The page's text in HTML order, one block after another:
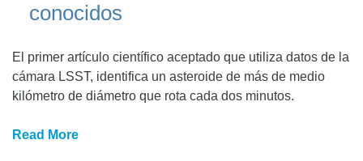
conocidos
El primer artículo científico aceptado que utiliza datos de la
cámara LSST, identifica un asteroide de más de medio
kilómetro de diámetro que rota cada dos minutos.
Read More